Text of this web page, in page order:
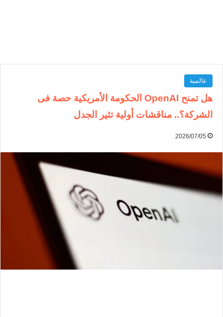
عالمية
هل تمنح OpenAI الحكومة الأمريكية حصة فى
الشركة؟.. مناقشات أولية تثير الجدل
2026/07/05